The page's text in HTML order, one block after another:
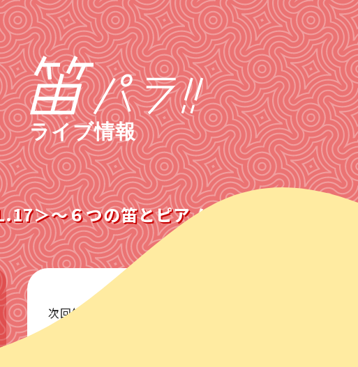
ライブ情報
＞〜６つの笛とピアノによるインストポ
次回笛パラ！！Vol.17は初めての会場「EBISUTA」で開催